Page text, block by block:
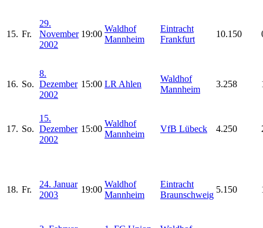
15. Fr.
29.
November
2002
19:00
Waldhof
Mannheim
Eintracht
Frankfurt
10.150
16. So.
8.
Dezember
2002
15:00 LR Ahlen
Waldhof
Mannheim
3.258
17. So.
15.
Dezember
2002
15:00
Waldhof
Mannheim
VfB Lübeck 4.250
18. Fr.
24. Januar
2003
19:00
Waldhof
Mannheim
Eintracht
Braunschweig
5.150